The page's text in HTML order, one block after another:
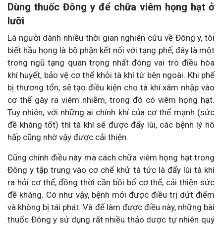
Dùng thuốc Đông y để chữa viêm họng hạt ở
lưỡi
Là người dành nhiều thời gian nghiên cứu về Đông y, tôi
biết hầu họng là bộ phận kết nối với tạng phế, đây là một
trong ngũ tạng quan trọng nhất đóng vai trò điều hòa
khí huyết, bảo vệ cơ thể khỏi tà khí từ bên ngoài. Khi phế
bị thương tổn, sẽ tạo điều kiện cho tà khí xâm nhập vào
cơ thể gây ra viêm nhiễm, trong đó có viêm họng hạt.
Tuy nhiên, với những ai chính khí của cơ thể mạnh (sức
đề kháng tốt) thì tà khí sẽ được đẩy lùi, các bệnh lý hô
hấp cũng nhờ vậy được cải thiện.
Cũng chính điều này mà cách chữa viêm họng hạt trong
Đông y tập trung vào cơ chế khử tà tức là đẩy lùi tà khí
ra hỏi cơ thể, đồng thời cần bồi bổ cơ thể, cải thiện sức
đề kháng. Có như vậy, bệnh mới được điều trị dứt điểm
và không bị tái phát. Và để làm được điều này, những bài
thuốc Đông y sử dụng rất nhiều thảo dược tự nhiên quý